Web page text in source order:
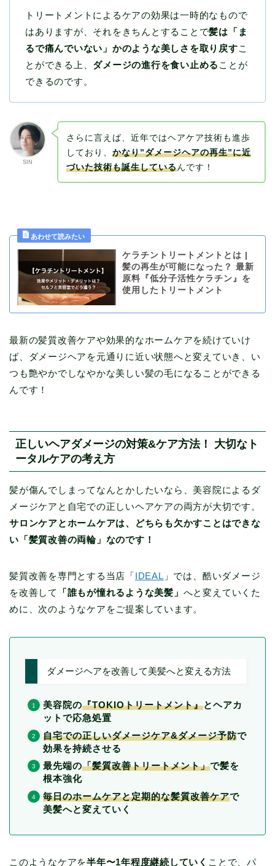
トリートメントによるケアの効果は一時的なもので
はありますが、それをきちんとすることで髪は「ま
るで痛んでいない」かのような美しさを取り戻すこ
とができる上、 ダメージの進行を食い止める ことが
できるのです。
SIN
さらに言えば、近年ではヘアケア技術も進歩
しており、 かなり”ダメージヘアの再生”に近
づいた技術も誕生しているんです！
ケラチントリートメントとは |
髪の再生が可能になった？ 最新
原料『低分子活性ケラチン』を
使用したトリートメント
最新の髪質改善ケアや効果的なホームケアを続けていけ
ば、ダメージヘアを元通りに近い状態へと変えていき、い
つも艶やかでしなやかな美しい髪の毛になることができる
んです！
正しいヘアダメージの対策&ケア方法！ 大切なト
ータルケアの考え方
髪が傷んでしまってなんとかしたいなら、美容院によるダ
メージケアと自宅での正しいヘアケアの両方が大切です。
サロンケアとホームケアは、どちらも欠かすことはできな
い「髪質改善の両輪」なのです！
髪質改善を専門とする当店「IDEAL 」では、酷いダメージ
を改善して
「誰もが憧れるような美髪」 へと変えていくた
めに、次のようなケアをご提案しています。
ダメージヘアを改善して美髪へと変える方法
美容院の『TOKIOトリートメント』とヘアカ
ットで応急処置
自宅での正しいダメージケア&ダメージ予防で
効果を持続させる
最先端の「髪質改善トリートメント」で髪を
根本強化
毎日のホームケアと定期的な髪質改善ケアで
美髪へと変えていく
このようなケアを半年〜1年程度継続していく ことで、パ